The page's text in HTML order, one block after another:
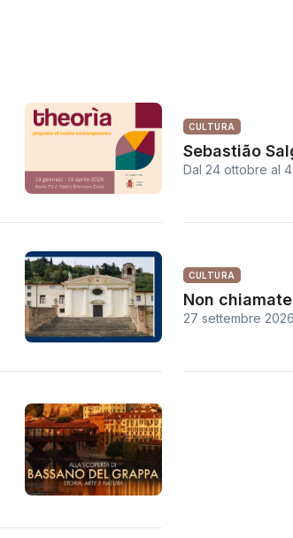
CULTURA
Sebastião
Dal 24 ottobre al
CULTURA
Non
27 settembre 2026